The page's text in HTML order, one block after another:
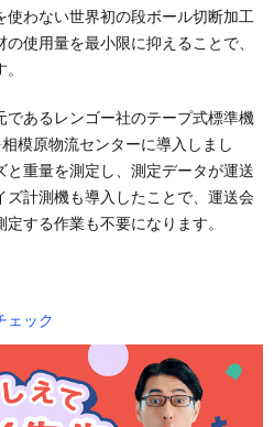
わない世界初の段ボール切断加工
使用量を最小限に抑えることで、
であるレンゴー社のテープ式標準機
模原物流センターに導入しまし
重量を測定し、測定データが運送
計測機も導入したことで、運送会
する作業も不要になります。
ェック